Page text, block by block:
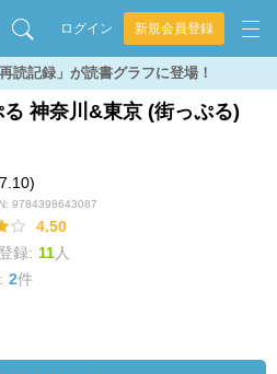
ログイン 新規会員登録
読記録」が読書グラフに登場！
神奈川&東京 (街っぷる)
9784398643087
4.50
録: 11人
2件